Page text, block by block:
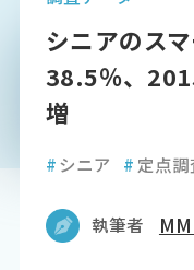
シニアのス
38.5％、
増
#シニア # 定点調
執筆者